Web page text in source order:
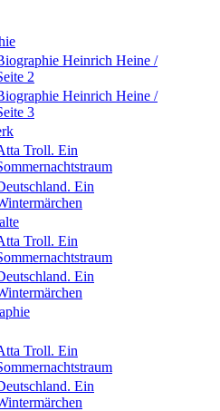
Heinrich Heine /
2
Heinrich Heine /
3
Troll. Ein
Ein
Troll. Ein
Ein
Troll. Ein
Ein